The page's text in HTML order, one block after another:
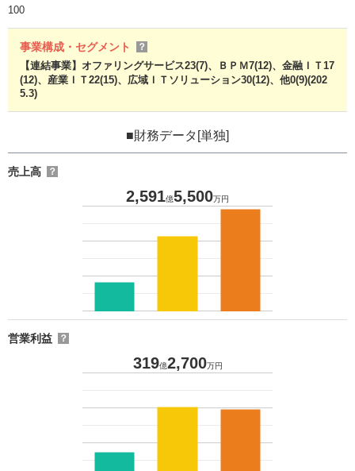
100
事業構成・セグメント ？
【連結事業】オファリングサービス23(7)、ＢＰＭ7(12)、金融ＩＴ17
(12)、産業ＩＴ22(15)、広域ＩＴソリューション30(12)、他0(9)(202
5.3)
■財務データ[単独]
売上高 ？
2,591億5,500万円
営業利益 ？
319億2,700万円